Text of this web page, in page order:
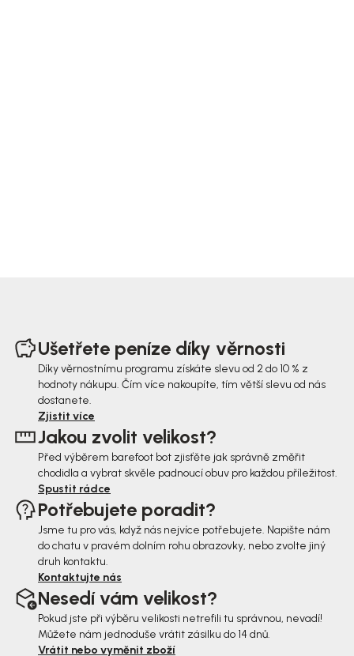
Ušetřete peníze díky věrnosti
Díky věrnostnímu programu získáte slevu od 2 do 10 % z
hodnoty nákupu. Čím více nakoupíte, tím větší slevu od nás
dostanete.
Zjistit více
Jakou zvolit velikost?
Před výběrem barefoot bot zjisťěte jak správně změřit
chodidla a vybrat skvěle padnoucí obuv pro každou příležitost.
Spustit rádce
Potřebujete poradit?
Jsme tu pro vás, když nás nejvíce potřebujete. Napište nám
do chatu v pravém dolním rohu obrazovky, nebo zvolte jiný
druh kontaktu.
Kontaktujte nás
Nesedí vám velikost?
Pokud jste při výběru velikosti netrefili tu správnou, nevadí!
Můžete nám jednoduše vrátit zásilku do 14 dnů.
Vrátit nebo vyměnit zboží